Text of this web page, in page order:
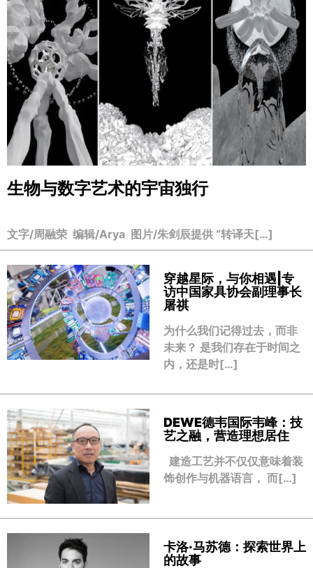
生物与数字艺术的宇宙独行
文字/周融荣 编辑/Arya 图片/朱剑辰提供 “转译天[…]
穿越星际，与你相遇|专
访中国家具协会副理事长
屠祺
为什么我们记得过去，而非
未来？ 是我们存在于时间之
内，还是时[…]
DEWE德韦国际韦峰：技
艺之融，营造理想居住
建造工艺并不仅仅意味着装
饰创作与机器语言， 而[…]
卡洛·马苏德：探索世界上
的故事